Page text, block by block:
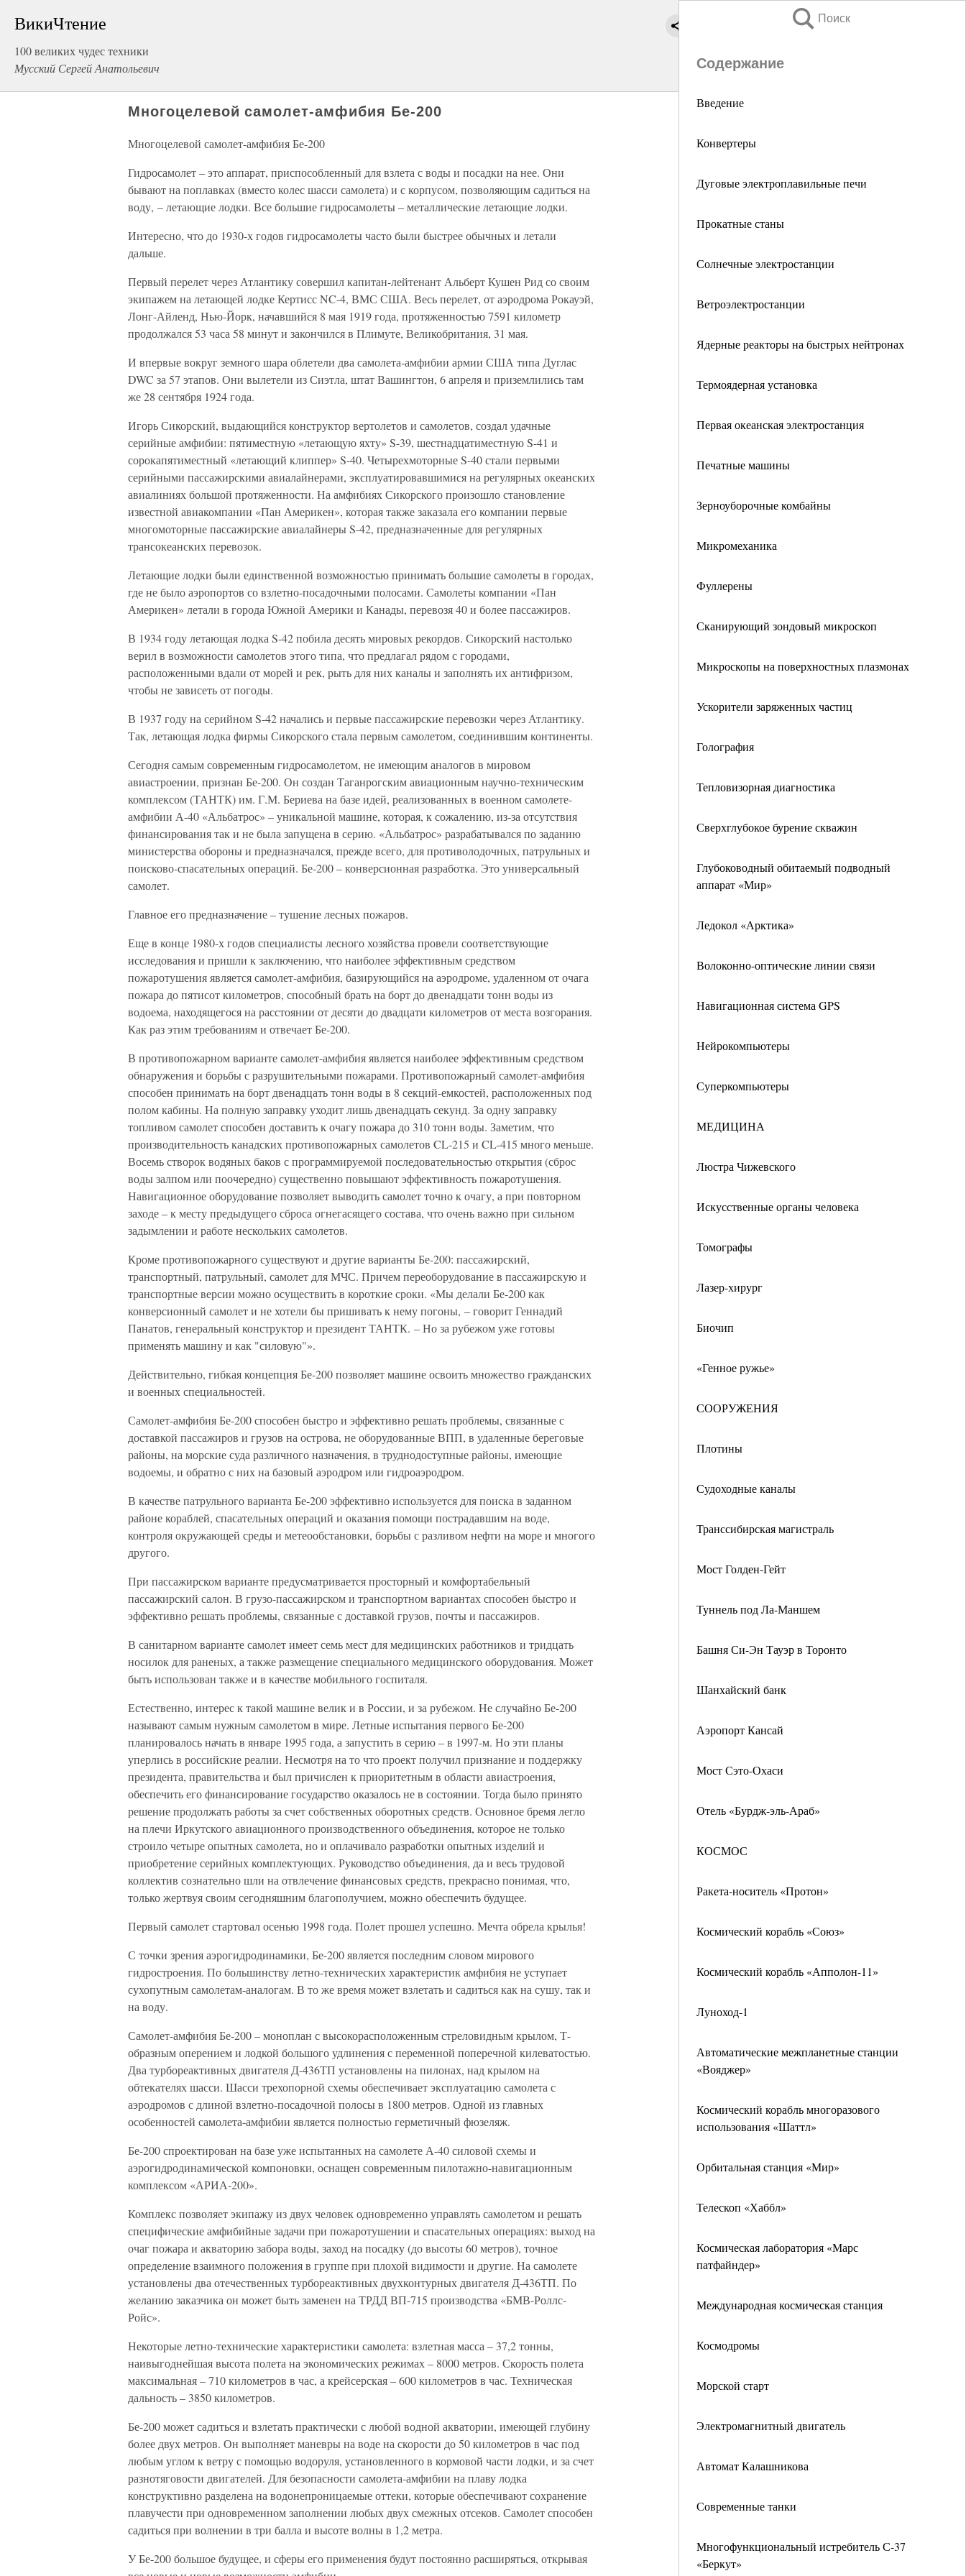
ВикиЧтение
100 великих чудес техники
Мусский Сергей Анатольевич
Поиск
Содержание
Введение
Конвертеры
Дуговые электроплавильные печи
Прокатные станы
Солнечные электростанции
Ветроэлектростанции
Ядерные реакторы на быстрых нейтронах
Термоядерная установка
Первая океанская электростанция
Печатные машины
Зерноуборочные комбайны
Микромеханика
Фуллерены
Сканирующий зондовый микроскоп
Микроскопы на поверхностных плазмонах
Ускорители заряженных частиц
Голография
Тепловизорная диагностика
Сверхглубокое бурение скважин
Глубоководный обитаемый подводный
аппарат «Мир»
Ледокол «Арктика»
Волоконно-оптические линии связи
Навигационная система GPS
Нейрокомпьютеры
Суперкомпьютеры
МЕДИЦИНА
Люстра Чижевского
Искусственные органы человека
Томографы
Лазер-хирург
Биочип
«Генное ружье»
СООРУЖЕНИЯ
Плотины
Судоходные каналы
Транссибирская магистраль
Мост Голден-Гейт
Туннель под Ла-Маншем
Башня Си-Эн Тауэр в Торонто
Шанхайский банк
Аэропорт Кансай
Мост Сэто-Охаси
Отель «Бурдж-эль-Араб»
КОСМОС
Ракета-носитель «Протон»
Космический корабль «Союз»
Космический корабль «Апполон-11»
Луноход-1
Автоматические межпланетные станции
«Вояджер»
Космический корабль многоразового
использования «Шаттл»
Орбитальная станция «Мир»
Телескоп «Хаббл»
Космическая лаборатория «Марс
патфайндер»
Международная космическая станция
Космодромы
Морской старт
Электромагнитный двигатель
Автомат Калашникова
Современные танки
Многофункциональный истребитель С-37
«Беркут»
Многоцелевой самолет-амфибия Бе-200
Многоцелевой самолет-амфибия Бе-200
Гидросамолет – это аппарат, приспособленный для взлета с воды и посадки на нее. Они
бывают на поплавках (вместо колес шасси самолета) и с корпусом, позволяющим садиться на
воду, – летающие лодки. Все большие гидросамолеты – металлические летающие лодки.
Интересно, что до 1930-х годов гидросамолеты часто были быстрее обычных и летали
дальше.
Первый перелет через Атлантику совершил капитан-лейтенант Альберт Кушен Рид со своим
экипажем на летающей лодке Кертисс NC-4, ВМС США. Весь перелет, от аэродрома Рокауэй,
Лонг-Айленд, Нью-Йорк, начавшийся 8 мая 1919 года, протяженностью 7591 километр
продолжался 53 часа 58 минут и закончился в Плимуте, Великобритания, 31 мая.
И впервые вокруг земного шара облетели два самолета-амфибии армии США типа Дуглас
DWC за 57 этапов. Они вылетели из Сиэтла, штат Вашингтон, 6 апреля и приземлились там
же 28 сентября 1924 года.
Игорь Сикорский, выдающийся конструктор вертолетов и самолетов, создал удачные
серийные амфибии: пятиместную «летающую яхту» S-39, шестнадцатиместную S-41 и
сорокапятиместный «летающий клиппер» S-40. Четырехмоторные S-40 стали первыми
серийными пассажирскими авиалайнерами, эксплуатировавшимися на регулярных океанских
авиалиниях большой протяженности. На амфибиях Сикорского произошло становление
известной авиакомпании «Пан Америкен», которая также заказала его компании первые
многомоторные пассажирские авиалайнеры S-42, предназначенные для регулярных
трансокеанских перевозок.
Летающие лодки были единственной возможностью принимать большие самолеты в городах,
где не было аэропортов со взлетно-посадочными полосами. Самолеты компании «Пан
Америкен» летали в города Южной Америки и Канады, перевозя 40 и более пассажиров.
В 1934 году летающая лодка S-42 побила десять мировых рекордов. Сикорский настолько
верил в возможности самолетов этого типа, что предлагал рядом с городами,
расположенными вдали от морей и рек, рыть для них каналы и заполнять их антифризом,
чтобы не зависеть от погоды.
В 1937 году на серийном S-42 начались и первые пассажирские перевозки через Атлантику.
Так, летающая лодка фирмы Сикорского стала первым самолетом, соединившим континенты.
Сегодня самым современным гидросамолетом, не имеющим аналогов в мировом
авиастроении, признан Бе-200. Он создан Таганрогским авиационным научно-техническим
комплексом (ТАНТК) им. Г.М. Бериева на базе идей, реализованных в военном самолете-
амфибии А-40 «Альбатрос» – уникальной машине, которая, к сожалению, из-за отсутствия
финансирования так и не была запущена в серию. «Альбатрос» разрабатывался по заданию
министерства обороны и предназначался, прежде всего, для противолодочных, патрульных и
поисково-спасательных операций. Бе-200 – конверсионная разработка. Это универсальный
самолет.
Главное его предназначение – тушение лесных пожаров.
Еще в конце 1980-х годов специалисты лесного хозяйства провели соответствующие
исследования и пришли к заключению, что наиболее эффективным средством
пожаротушения является самолет-амфибия, базирующийся на аэродроме, удаленном от очага
пожара до пятисот километров, способный брать на борт до двенадцати тонн воды из
водоема, находящегося на расстоянии от десяти до двадцати километров от места возгорания.
Как раз этим требованиям и отвечает Бе-200.
В противопожарном варианте самолет-амфибия является наиболее эффективным средством
обнаружения и борьбы с разрушительными пожарами. Противопожарный самолет-амфибия
способен принимать на борт двенадцать тонн воды в 8 секций-емкостей, расположенных под
полом кабины. На полную заправку уходит лишь двенадцать секунд. За одну заправку
топливом самолет способен доставить к очагу пожара до 310 тонн воды. Заметим, что
производительность канадских противопожарных самолетов CL-215 и CL-415 много меньше.
Восемь створок водяных баков с программируемой последовательностью открытия (сброс
воды залпом или поочередно) существенно повышают эффективность пожаротушения.
Навигационное оборудование позволяет выводить самолет точно к очагу, а при повторном
заходе – к месту предыдущего сброса огнегасящего состава, что очень важно при сильном
задымлении и работе нескольких самолетов.
Кроме противопожарного существуют и другие варианты Бе-200: пассажирский,
транспортный, патрульный, самолет для МЧС. Причем переоборудование в пассажирскую и
транспортные версии можно осуществить в короткие сроки. «Мы делали Бе-200 как
конверсионный самолет и не хотели бы пришивать к нему погоны, – говорит Геннадий
Панатов, генеральный конструктор и президент ТАНТК. – Но за рубежом уже готовы
применять машину и как "силовую"».
Действительно, гибкая концепция Бе-200 позволяет машине освоить множество гражданских
и военных специальностей.
Самолет-амфибия Бе-200 способен быстро и эффективно решать проблемы, связанные с
доставкой пассажиров и грузов на острова, не оборудованные ВПП, в удаленные береговые
районы, на морские суда различного назначения, в труднодоступные районы, имеющие
водоемы, и обратно с них на базовый аэродром или гидроаэродром.
В качестве патрульного варианта Бе-200 эффективно используется для поиска в заданном
районе кораблей, спасательных операций и оказания помощи пострадавшим на воде,
контроля окружающей среды и метеообстановки, борьбы с разливом нефти на море и многого
другого.
При пассажирском варианте предусматривается просторный и комфортабельный
пассажирский салон. В грузо-пассажирском и транспортном вариантах способен быстро и
эффективно решать проблемы, связанные с доставкой грузов, почты и пассажиров.
В санитарном варианте самолет имеет семь мест для медицинских работников и тридцать
носилок для раненых, а также размещение специального медицинского оборудования. Может
быть использован также и в качестве мобильного госпиталя.
Естественно, интерес к такой машине велик и в России, и за рубежом. Не случайно Бе-200
называют самым нужным самолетом в мире. Летные испытания первого Бе-200
планировалось начать в январе 1995 года, а запустить в серию – в 1997-м. Но эти планы
уперлись в российские реалии. Несмотря на то что проект получил признание и поддержку
президента, правительства и был причислен к приоритетным в области авиастроения,
обеспечить его финансирование государство оказалось не в состоянии. Тогда было принято
решение продолжать работы за счет собственных оборотных средств. Основное бремя легло
на плечи Иркутского авиационного производственного объединения, которое не только
строило четыре опытных самолета, но и оплачивало разработки опытных изделий и
приобретение серийных комплектующих. Руководство объединения, да и весь трудовой
коллектив сознательно шли на отвлечение финансовых средств, прекрасно понимая, что,
только жертвуя своим сегодняшним благополучием, можно обеспечить будущее.
Первый самолет стартовал осенью 1998 года. Полет прошел успешно. Мечта обрела крылья!
С точки зрения аэрогидродинамики, Бе-200 является последним словом мирового
гидростроения. По большинству летно-технических характеристик амфибия не уступает
сухопутным самолетам-аналогам. В то же время может взлетать и садиться как на сушу, так и
на воду.
Самолет-амфибия Бе-200 – моноплан с высокорасположенным стреловидным крылом, Т-
образным оперением и лодкой большого удлинения с переменной поперечной килеватостью.
Два турбореактивных двигателя Д-436ТП установлены на пилонах, над крылом на
обтекателях шасси. Шасси трехопорной схемы обеспечивает эксплуатацию самолета с
аэродромов с длиной взлетно-посадочной полосы в 1800 метров. Одной из главных
особенностей самолета-амфибии является полностью герметичный фюзеляж.
Бе-200 спроектирован на базе уже испытанных на самолете А-40 силовой схемы и
аэрогидродинамической компоновки, оснащен современным пилотажно-навигационным
комплексом «АРИА-200».
Комплекс позволяет экипажу из двух человек одновременно управлять самолетом и решать
специфические амфибийные задачи при пожаротушении и спасательных операциях: выход на
очаг пожара и акваторию забора воды, заход на посадку (до высоты 60 метров), точное
определение взаимного положения в группе при плохой видимости и другие. На самолете
установлены два отечественных турбореактивных двухконтурных двигателя Д-436ТП. По
желанию заказчика он может быть заменен на ТРДД ВП-715 производства «БМВ-Роллс-
Ройс».
Некоторые летно-технические характеристики самолета: взлетная масса – 37,2 тонны,
наивыгоднейшая высота полета на экономических режимах – 8000 метров. Скорость полета
максимальная – 710 километров в час, а крейсерская – 600 километров в час. Техническая
дальность – 3850 километров.
Бе-200 может садиться и взлетать практически с любой водной акватории, имеющей глубину
более двух метров. Он выполняет маневры на воде на скорости до 50 километров в час под
любым углом к ветру с помощью водоруля, установленного в кормовой части лодки, и за счет
разнотяговости двигателей. Для безопасности самолета-амфибии на плаву лодка
конструктивно разделена на водонепроницаемые оттеки, которые обеспечивают сохранение
плавучести при одновременном заполнении любых двух смежных отсеков. Самолет способен
садиться при волнении в три балла и высоте волны в 1,2 метра.
У Бе-200 большое будущее, и сферы его применения будут постоянно расширяться, открывая